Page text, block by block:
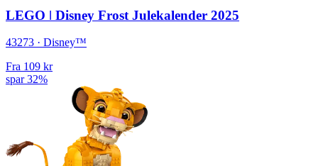
LEGO ǀ Disney Frost Julekalender 2025
43273 · Disney™
Fra 109 kr
spar 32%